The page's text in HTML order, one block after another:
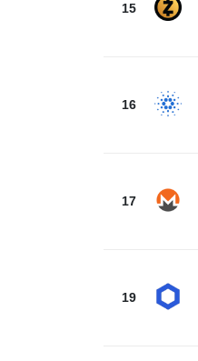
15
16
17
19